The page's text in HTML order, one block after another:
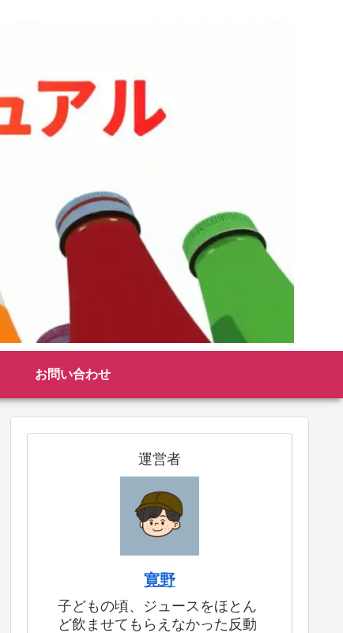
お問い合わせ
運営者
寛野
子どもの頃、ジュースをほとん
ど飲ませてもらえなかった反動